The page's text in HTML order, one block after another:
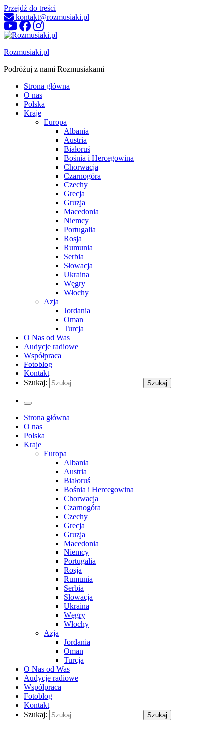
Przejdź do treści
kontakt@rozmusiaki.pl
Rozmusiaki.pl
Podróżuj z nami Rozmusiakami
Strona główna
O nas
Polska
Kraje
Europa
Albania
Austria
Białoruś
Bośnia i Hercegowina
Chorwacja
Czarnogóra
Czechy
Grecja
Gruzja
Macedonia
Niemcy
Portugalia
Rosja
Rumunia
Serbia
Słowacja
Ukraina
Węgry
Włochy
Azja
Jordania
Oman
Turcja
O Nas od Was
Audycje radiowe
Współpraca
Fotoblog
Kontakt
Szukaj:
Strona główna
O nas
Polska
Kraje
Europa
Albania
Austria
Białoruś
Bośnia i Hercegowina
Chorwacja
Czarnogóra
Czechy
Grecja
Gruzja
Macedonia
Niemcy
Portugalia
Rosja
Rumunia
Serbia
Słowacja
Ukraina
Węgry
Włochy
Azja
Jordania
Oman
Turcja
O Nas od Was
Audycje radiowe
Współpraca
Fotoblog
Kontakt
Szukaj: